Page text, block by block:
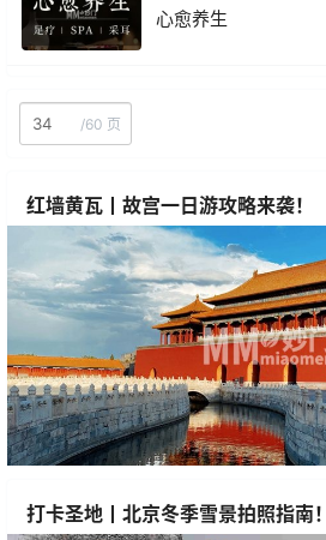
心愈养生
/60 页
红墙黄瓦丨故宫一日游攻略来袭！
打卡圣地丨北京冬季雪景拍照指南！